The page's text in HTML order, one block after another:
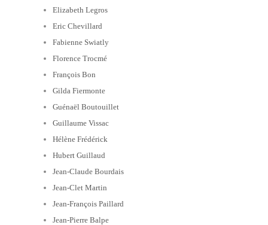
Elizabeth Legros
Eric Chevillard
Fabienne Swiatly
Florence Trocmé
François Bon
Gilda Fiermonte
Guénaël Boutouillet
Guillaume Vissac
Hélène Frédérick
Hubert Guillaud
Jean-Claude Bourdais
Jean-Clet Martin
Jean-François Paillard
Jean-Pierre Balpe